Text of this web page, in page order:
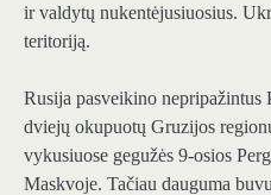
ir valdytų nukentėjusiuosius.
teritoriją.
Rusija pasveikino nepripažintus
dviejų okupuotų Gruzijos
vykusiuose gegužės 9-osios
Maskvoje. Tačiau dauguma